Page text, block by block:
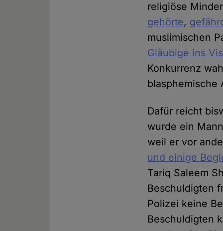
religiöse
gehörte,
muslimischen
Gläubige ins
Konkurrenz
blasphemische
Dafür reicht
wurde ein
weil er vor
und einige
Tariq Saleem
Beschuldigten
Polizei keine
Beschuldigten